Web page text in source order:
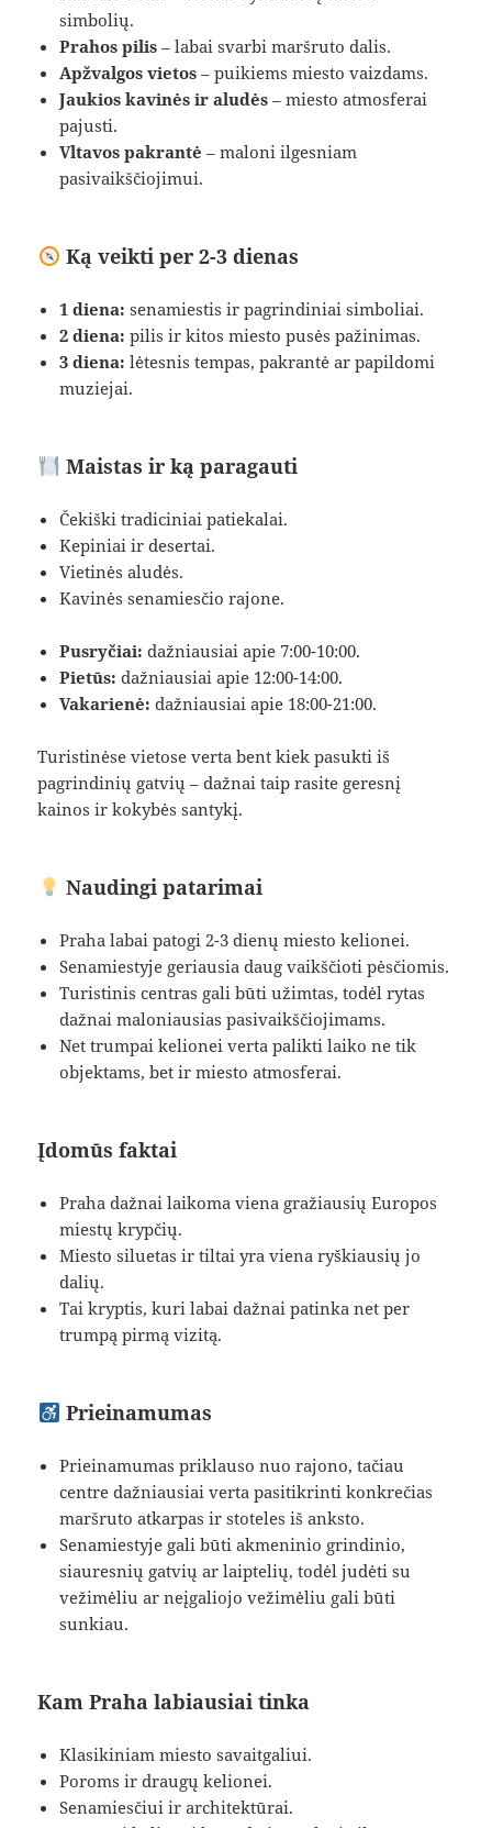
simbolių.
Prahos pilis – labai svarbi maršruto dalis.
Apžvalgos vietos – puikiems miesto vaizdams.
Jaukios kavinės ir aludės – miesto atmosferai
pajusti.
Vltavos pakrantė – maloni ilgesniam
pasivaikščiojimui.
Ką veikti per 2-3 dienas
1 diena: senamiestis ir pagrindiniai simboliai.
2 diena: pilis ir kitos miesto pusės pažinimas.
3 diena: lėtesnis tempas, pakrantė ar papildomi
muziejai.
Maistas ir ką paragauti
Čekiški tradiciniai patiekalai.
Kepiniai ir desertai.
Vietinės aludės.
Kavinės senamiesčio rajone.
Pusryčiai: dažniausiai apie 7:00-10:00.
Pietūs: dažniausiai apie 12:00-14:00.
Vakarienė: dažniausiai apie 18:00-21:00.
Turistinėse vietose verta bent kiek pasukti iš
pagrindinių gatvių – dažnai taip rasite geresnį
kainos ir kokybės santykį.
Naudingi patarimai
Praha labai patogi 2-3 dienų miesto kelionei.
Senamiestyje geriausia daug vaikščioti pėsčiomis.
Turistinis centras gali būti užimtas, todėl rytas
dažnai maloniausias pasivaikščiojimams.
Net trumpai kelionei verta palikti laiko ne tik
objektams, bet ir miesto atmosferai.
Įdomūs faktai
Praha dažnai laikoma viena gražiausių Europos
miestų krypčių.
Miesto siluetas ir tiltai yra viena ryškiausių jo
dalių.
Tai kryptis, kuri labai dažnai patinka net per
trumpą pirmą vizitą.
Prieinamumas
Prieinamumas priklauso nuo rajono, tačiau
centre dažniausiai verta pasitikrinti konkrečias
maršruto atkarpas ir stoteles iš anksto.
Senamiestyje gali būti akmeninio grindinio,
siauresnių gatvių ar laiptelių, todėl judėti su
vežimėliu ar neįgaliojo vežimėliu gali būti
sunkiau.
Kam Praha labiausiai tinka
Klasikiniam miesto savaitgaliui.
Poroms ir draugų kelionei.
Senamiesčiui ir architektūrai.